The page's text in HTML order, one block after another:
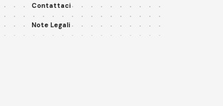
Contattaci
Note Legali